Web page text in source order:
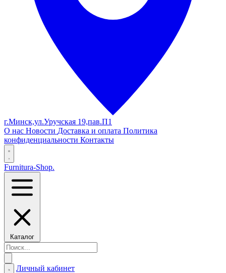
г.Минск,ул.Уручская 19,пав.П1
О нас Новости Доставка и оплата Политика
конфиденциальности Контакты
Furnitura-Shop.
Каталог
Личный кабинет